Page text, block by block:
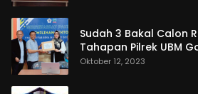
Sudah 3 Bakal Calon
Tahapan Pilrek UBM
Oktober 12, 2023